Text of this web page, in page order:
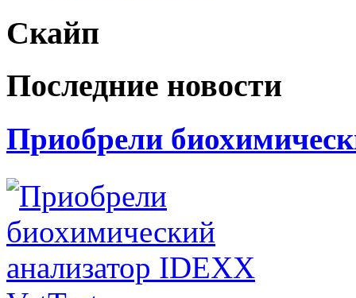
Скайп
Последние новости
Приобрели